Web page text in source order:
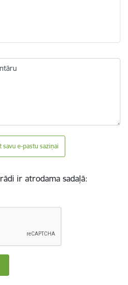
savu e-pastu saziņai
ir atrodama sadaļā: